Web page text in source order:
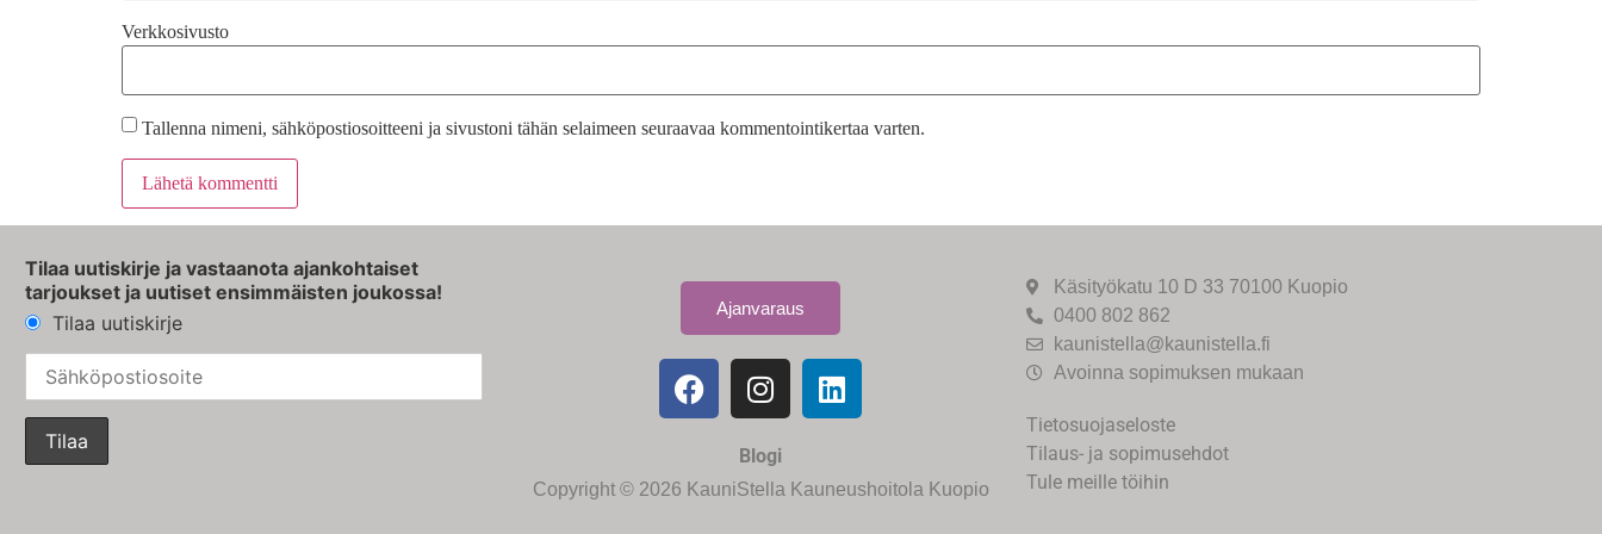
Verkkosivusto
Tallenna nimeni, sähköpostiosoitteeni ja sivustoni tähän selaimeen seuraavaa kommentointikertaa varten.
Tilaa uutiskirje ja vastaanota ajankohtaiset
tarjoukset ja uutiset ensimmäisten joukossa!
Tilaa uutiskirje
Ajanvaraus
Blogi
Copyright © 2026 KauniStella Kauneushoitola Kuopio
Käsityökatu 10 D 33 70100 Kuopio
0400 802 862
kaunistella@kaunistella.fi
Avoinna sopimuksen mukaan
Tietosuojaseloste
Tilaus- ja sopimusehdot
Tule meille töihin